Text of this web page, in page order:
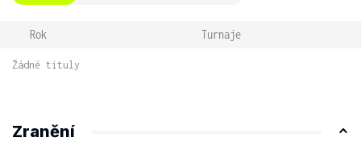
Rok Turnaje
Žádné tituly
Zranění